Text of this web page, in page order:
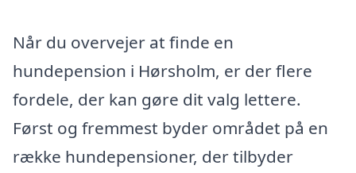
Når du overvejer at finde en
hundepension i Hørsholm, er der flere
fordele, der kan gøre dit valg lettere.
Først og fremmest byder området på en
række hundepensioner, der tilbyder